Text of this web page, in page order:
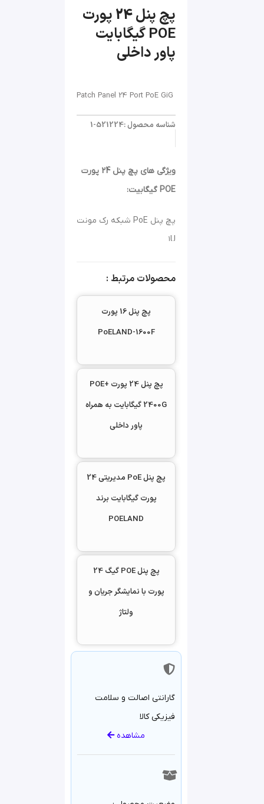
پچ پنل 24 پورت
POE گیگابایت
پاور داخلی
Patch Panel 24 Port PoE GiG
شناسه محصول :521224-1
ویژگی های پچ پنل 24 پورت
POE گیگابیت:
پچ پنل PoE شبکه رک مونت
۱U
۴۸ ولت
۲۴ پورت ورودی دیتا
گیگابایتی ۱۰/۱۰۰/۱۰۰۰
نرخ انتقال دیتا : ۱۰/۱۰۰/۱۰۰۰
فاقد پنل مدیریتی
ابعاد : 4.5*12*48سانتیمتر
ولت متناوب
-20 تا +70 درجه
پورت POE گیگابیت 800 وات
محافظ قابل تنظیم در برابر
پشتیبانی از استاندارهای
شبکه 802.3af/802.3at
فاقد آداپتور داخلی
محصولات مرتبط :
پچ پنل 16 پورت
PoELAND-1600F
پچ پنل 24 پورت +POE
2400G گیگابایت به همراه
پاور داخلی
پچ پنل PoE مدیریتی 24
پورت گیگابایت برند
POELAND
پچ پنل POE گیگ 24
پورت با نمایشگر جریان و
ولتاژ
گارانتی اصالت و سلامت
فیزیکی کالا
مشاهده